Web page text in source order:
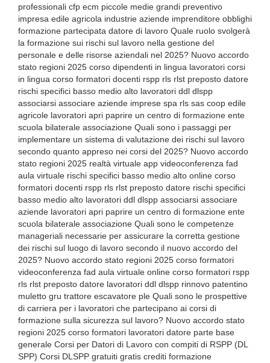
professionali cfp ecm piccole medie grandi preventivo
impresa edile agricola industrie aziende imprenditore obblighi
formazione partecipata datore di lavoro Quale ruolo svolgerà
la formazione sui rischi sul lavoro nella gestione del
personale e delle risorse aziendali nel 2025? Nuovo accordo
stato regioni 2025 corso dipendenti in lingua lavoratori corsi
in lingua corso formatori docenti rspp rls rlst preposto datore
rischi specifici basso medio alto lavoratori ddl dlspp
associarsi associare aziende imprese spa rls sas coop edile
agricole lavoratori apri paprire un centro di formazione ente
scuola bilaterale associazione Quali sono i passaggi per
implementare un sistema di valutazione dei rischi sul lavoro
secondo quanto appreso nei corsi del 2025? Nuovo accordo
stato regioni 2025 realtà virtuale app videoconferenza fad
aula virtuale rischi specifici basso medio alto online corso
formatori docenti rspp rls rlst preposto datore rischi specifici
basso medio alto lavoratori ddl dlspp associarsi associare
aziende lavoratori apri paprire un centro di formazione ente
scuola bilaterale associazione Quali sono le competenze
manageriali necessarie per assicurare la corretta gestione
dei rischi sul luogo di lavoro secondo il nuovo accordo del
2025? Nuovo accordo stato regioni 2025 corso formatori
videoconferenza fad aula virtuale online corso formatori rspp
rls rlst preposto datore lavoratori ddl dlspp rinnovo patentino
muletto gru trattore escavatore ple Quali sono le prospettive
di carriera per i lavoratori che partecipano ai corsi di
formazione sulla sicurezza sul lavoro? Nuovo accordo stato
regioni 2025 corso formatori lavoratori datore parte base
generale Corsi per Datori di Lavoro con compiti di RSPP (DL
SPP) Corsi DLSPP gratuiti gratis crediti formazione